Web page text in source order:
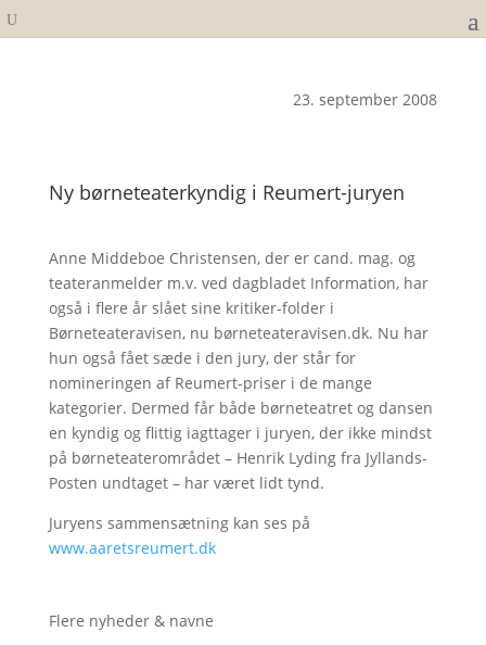
23. september 2008
Ny børneteaterkyndig i Reumert-juryen
Anne Middeboe Christensen, der er cand. mag. og
teateranmelder m.v. ved dagbladet Information, har
også i flere år slået sine kritiker-folder i
Børneteateravisen, nu børneteateravisen.dk. Nu har
hun også fået sæde i den jury, der står for
nomineringen af Reumert-priser i de mange
kategorier. Dermed får både børneteatret og dansen
en kyndig og flittig iagttager i juryen, der ikke mindst
på børneteaterområdet – Henrik Lyding fra Jyllands-
Posten undtaget – har været lidt tynd.
Juryens sammensætning kan ses på
www.aaretsreumert.dk
Flere nyheder & navne